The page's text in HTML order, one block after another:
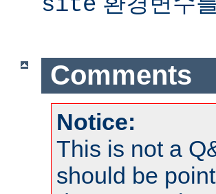
Comments
Notice:
This is not a
should be